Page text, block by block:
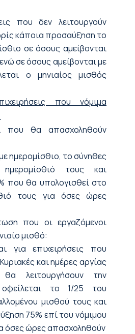
που δεν λειτουργούν
κάποια προσαύξηση το
σε όσους αμείβονται
σε όσους αμείβονται με
ο μηνιαίος μισθός
που νόμιμα
που θα απασχοληθούν
ημερομίσθιο, το σύνηθες
ημερομίσθιό τους και
που θα υπολογισθεί στο
τους για όσες ώρες
που οι εργαζόμενοι
μισθό:
για επιχειρήσεις που
και ημέρες αργίας
λειτουργήσουν την
το 1/25 του
μισθού τους και
75% επί του νόμιμου
όσες ώρες απασχοληθούν